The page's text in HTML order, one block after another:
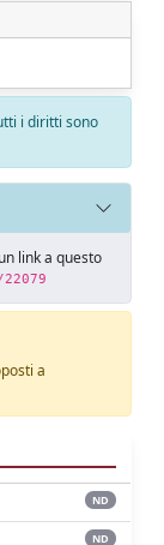
i diritti sono
link a questo
a
ND
ND